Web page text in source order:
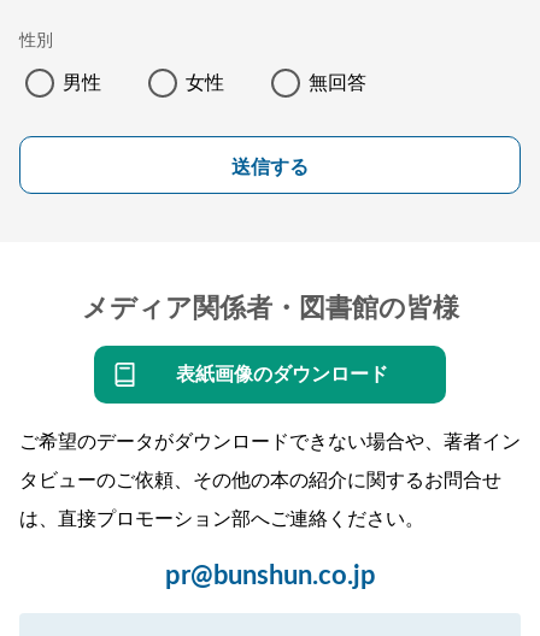
性別
男性 女性 無回答
送信する
メディア関係者・図書館の皆様
表紙画像のダウンロード
ご希望のデータがダウンロードできない場合や、著者イン
タビューのご依頼、その他の本の紹介に関するお問合せ
は、直接プロモーション部へご連絡ください。
pr@bunshun.co.jp